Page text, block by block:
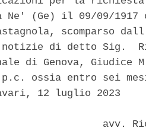
Ne' (Ge) il 09/09/
scomparso
notizie di detto Sig.
di Genova, Giudice
ossia entro sei
12 luglio 2023
avv.